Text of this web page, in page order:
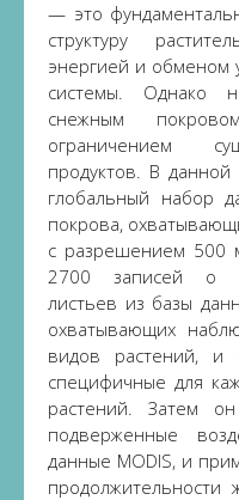
— это
структуру
энергией и обменом
системы. Однако
снежным
ограничением
продуктов. В
глобальный набор
покрова,
с разрешением 500
2700 записей о
листьев из базы
охватывающих
видов растений, и
специфичные для
растений. Затем
подверженные
данные MODIS, и
продолжительности